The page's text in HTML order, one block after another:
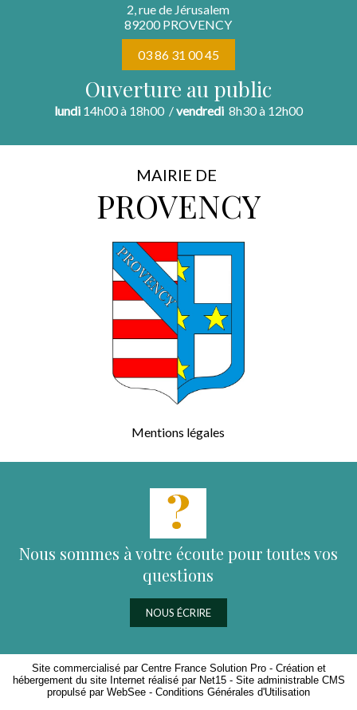
2, rue de Jérusalem
89200 PROVENCY
03 86 31 00 45
Ouverture au public
lundi14h00 à 18h00 /vendredi8h30 à 12h00
MAIRIE DE
PROVENCY
Mentions légales
Nous sommes à votre écoute pour toutes vos
questions
NOUS ÉCRIRE
Site commercialisé par Centre France Solution Pro- Création et
hébergement du site Internet réalisé par Net15- Site administrable CMS
propulsé par WebSee - Conditions Générales d'Utilisation